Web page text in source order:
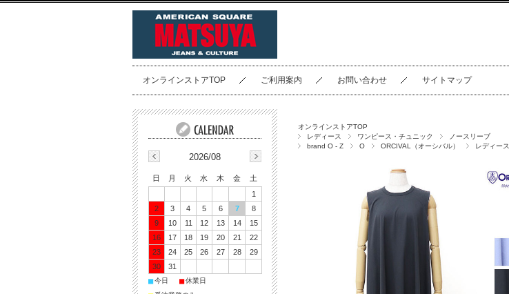
オンラインストアTOP ご利用案内 お問い合わせ サイトマップ
オンラインストアTOP
レディース
ワンピース・チュニック
ノースリーブ
brand O - Z
O ORCIVAL（オーシバル） レディース
2026/08
日 月 火 水 木 金
土
1
2
3 4 5 6 7
8
9
10 11 12 13 14
15
16
17 18 19 20 21
22
23
24 25 26 27 28
29
30
31
■今日 ■休業日